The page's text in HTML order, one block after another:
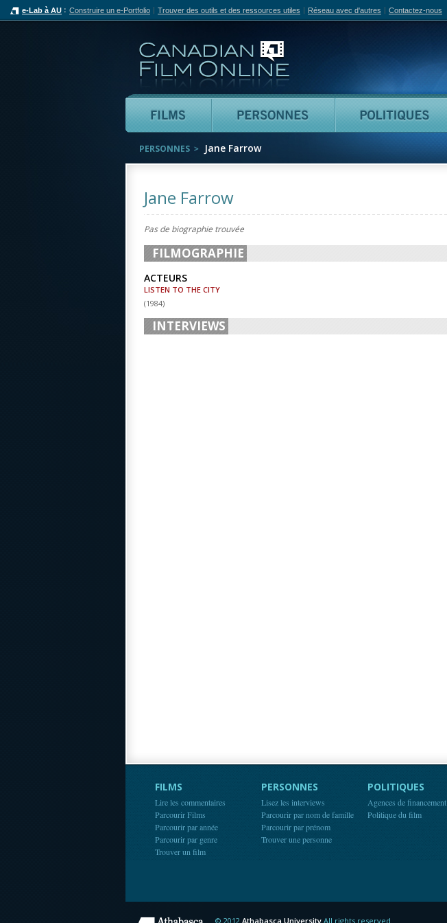
e-Lab à AU Construire un e-Portfolio Trouver des outils et des ressources utiles Réseau avec d'autres Contactez-nous
Films Personnes
PERSONNES Jane Farrow
Jane Farrow
Pas de biographie trouvée
FILMOGRAPHIE
ACTEURS
LISTEN TO THE CITY
(1984)
INTERVIEWS
FILMS
Lire les commentaires
Parcourir Films
Parcourir par année
Parcourir par genre
Trouver un film
PERSONNES
Lisez les interviews
Parcourir par nom de famille
Parcourir par prénom
Trouver une personne
POLITIQUES
Agences de financement
Politique du film
© 2012 Athabasca University All rights reserved.